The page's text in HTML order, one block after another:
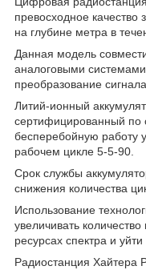
превосходное качество
на глубине метра в
Данная модель
аналоговыми
преобразование сигнала.
Литий-ионный
сертифицированный по
бесперебойную работу
рабочем цикле 5-5-90.
Срок службы
снижения количества
Использование
увеличивать
ресурсах спектра и уйти
Радиостанция Хайтера